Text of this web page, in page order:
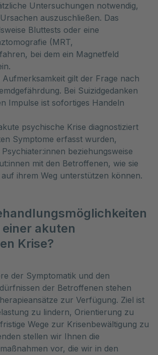
Untersuchungen notwendig,
auszuschließen. Das
Bluttests oder eine
(MRT,
bei dem ein Magnetfeld
Aufmerksamkeit gilt der Frage nach
Bei Suizidgedanken
Impulse ist sofortiges Handeln
psychische Krise diagnostiziert
Symptome erfasst wurden,
beziehungsweise
mit den Betroffenen, wie sie
ihrem Weg unterstützen können.
akuten
Krise?
der Symptomatik und den
der Betroffenen stehen
zur Verfügung. Ziel ist
zu lindern, Orientierung zu
Wege zur Krisenbewältigung zu
stellen wir Ihnen die
vor, die wir in den